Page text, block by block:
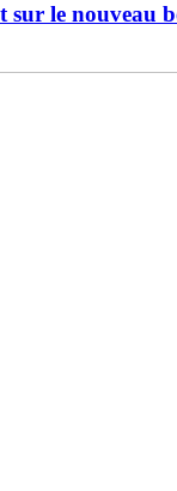
sur le nouveau